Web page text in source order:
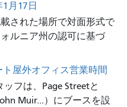
月17日
された場所で対面形式で
ルニア州の認可に基づ
屋外オフィス営業時間
ッフは、Page Streetと
Muir...）にブースを設